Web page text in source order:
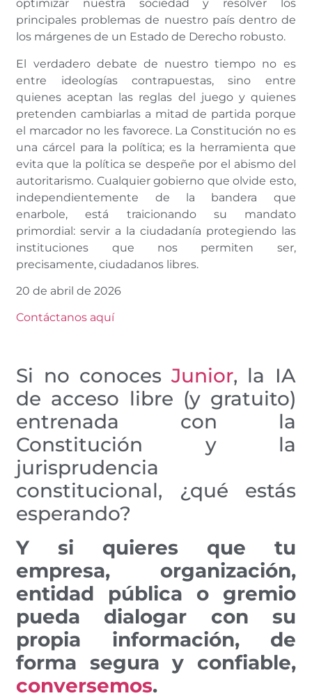
optimizar nuestra sociedad y resolver los
principales problemas de nuestro país dentro de
los márgenes de un Estado de Derecho robusto.
El verdadero debate de nuestro tiempo no es
entre ideologías contrapuestas, sino entre
quienes aceptan las reglas del juego y quienes
pretenden cambiarlas a mitad de partida porque
el marcador no les favorece. La Constitución no es
una cárcel para la política; es la herramienta que
evita que la política se despeñe por el abismo del
autoritarismo. Cualquier gobierno que olvide esto,
independientemente de la bandera que
enarbole, está traicionando su mandato
primordial: servir a la ciudadanía protegiendo las
instituciones que nos permiten ser,
precisamente, ciudadanos libres.
20 de abril de 2026
Contáctanos aquí
Si no conocesJunior, la IA
de acceso libre (y gratuito)
entrenada con la
Constitución y la
jurisprudencia
constitucional, ¿qué estás
esperando?
Y si quieres que tu
empresa, organización,
entidad pública o gremio
pueda dialogar con su
propia información, de
forma segura y confiable,
conversemos.